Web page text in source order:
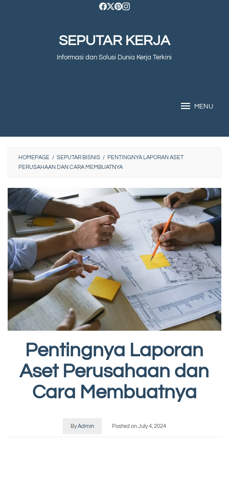
SEPUTAR KERJA
Informasi dan Solusi Dunia Kerja Terkini
MENU
HOMEPAGE / SEPUTAR BISNIS / PENTINGNYA LAPORAN ASET
PERUSAHAAN DAN CARA MEMBUATNYA
Pentingnya Laporan
Aset Perusahaan dan
Cara Membuatnya
ByAdmin Posted onJuly 4, 2024